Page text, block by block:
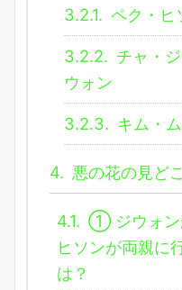
3.2.1. ペク・ヒ
3.2.2. チャ・
ウォン
3.2.3. キム・
4. 悪の花の見ど
4.1. ① ジウォン
ヒソンが両親に
は？